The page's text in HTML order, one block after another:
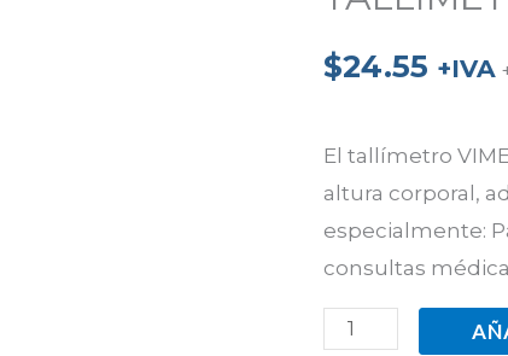
$24.55 +IVA
El tallímetro
altura corporal,
especialmente:
consultas
cantidad